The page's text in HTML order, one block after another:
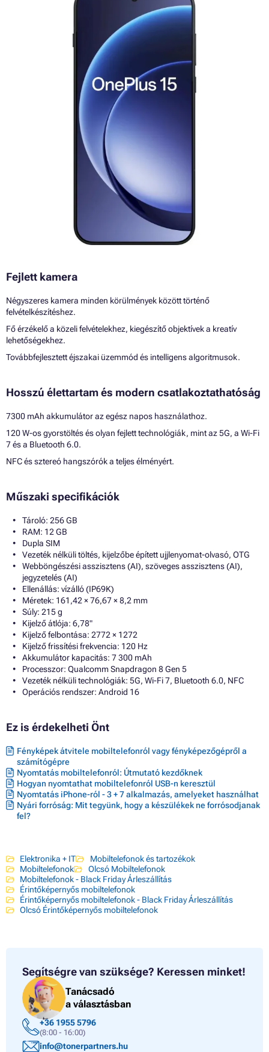
Fejlett kamera
Négyszeres kamera minden körülmények között történő
felvételkészítéshez.
Fő érzékelő a közeli felvételekhez, kiegészítő objektívek a kreatív
lehetőségekhez.
Továbbfejlesztett éjszakai üzemmód és intelligens algoritmusok.
Hosszú élettartam és modern csatlakoztathatóság
7300 mAh akkumulátor az egész napos használathoz.
120 W-os gyorstöltés és olyan fejlett technológiák, mint az 5G, a Wi-Fi
7 és a Bluetooth 6.0.
NFC és sztereó hangszórók a teljes élményért.
Műszaki specifikációk
Tároló: 256 GB
RAM: 12 GB
Dupla SIM
Vezeték nélküli töltés, kijelzőbe épített ujjlenyomat-olvasó, OTG
Webböngészési asszisztens (AI), szöveges asszisztens (AI),
jegyzetelés (AI)
Ellenállás: vízálló (IP69K)
Méretek: 161,42 × 76,67 × 8,2 mm
Súly: 215 g
Kijelző átlója: 6,78"
Kijelző felbontása: 2772 × 1272
Kijelző frissítési frekvencia: 120 Hz
Akkumulátor kapacitás: 7 300 mAh
Processzor: Qualcomm Snapdragon 8 Gen 5
Vezeték nélküli technológiák: 5G, Wi-Fi 7, Bluetooth 6.0, NFC
Operációs rendszer: Android 16
Ez is érdekelheti Önt
Fényképek átvitele mobiltelefonról vagy fényképezőgépről a
számítógépre
Nyomtatás mobiltelefonról: Útmutató kezdőknek
Hogyan nyomtathat mobiltelefonról USB-n keresztül
Nyomtatás iPhone-ról - 3 + 7 alkalmazás, amelyeket használhat
Nyári forróság: Mit tegyünk, hogy a készülékek ne forrósodjanak
fel?
Elektronika + IT
Mobiltelefonok és tartozékok
Mobiltelefonok
Olcsó Mobiltelefonok
Mobiltelefonok - Black Friday Árleszállítás
Érintőképernyős mobiltelefonok
Érintőképernyős mobiltelefonok - Black Friday Árleszállítás
Olcsó Érintőképernyős mobiltelefonok
Segítségre van szüksége? Keressen minket!
Tanácsadó
a választásban
+36 1955 5796
(8:00 - 16:00)
info@tonerpartners.hu